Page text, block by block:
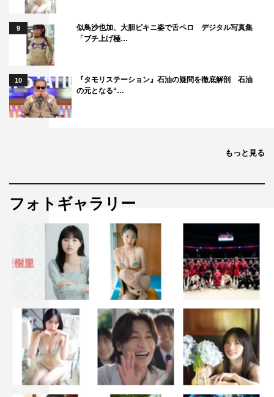
9
似鳥沙也加、大胆ビキニ姿で舌ペロ デジタル写真集
「ブチ上げ極…
10
『タモリステーション』石油の疑問を徹底解剖 石油
の元となる“…
もっと見る
フォトギャラリー